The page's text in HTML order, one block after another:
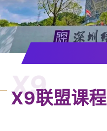
X9
X9联盟课程